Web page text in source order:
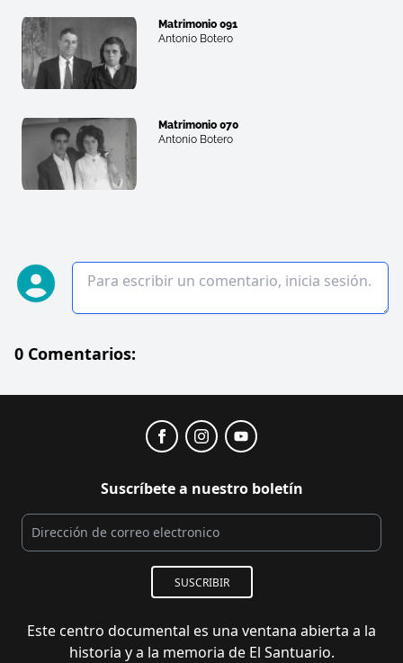
Matrimonio 091
Antonio Botero
Matrimonio 070
Antonio Botero
0 Comentarios:
Suscríbete a nuestro boletín
SUSCRIBIR
Este centro documental es una ventana abierta a la
historia y a la memoria de El Santuario.